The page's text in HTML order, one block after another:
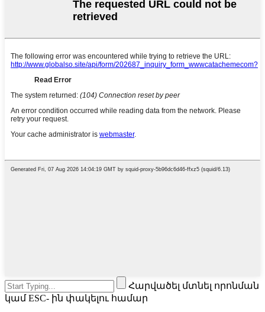
Հարվածել մտնել որոնման
կամ ESC- ին փակելու համար